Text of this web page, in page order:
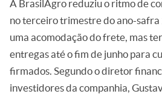
A BrasilAgro reduziu o ritmo de
no terceiro trimestre do ano-
uma acomodação do frete, mas
entregas até o fim de junho para
firmados. Segundo o diretor
investidores da companhia,